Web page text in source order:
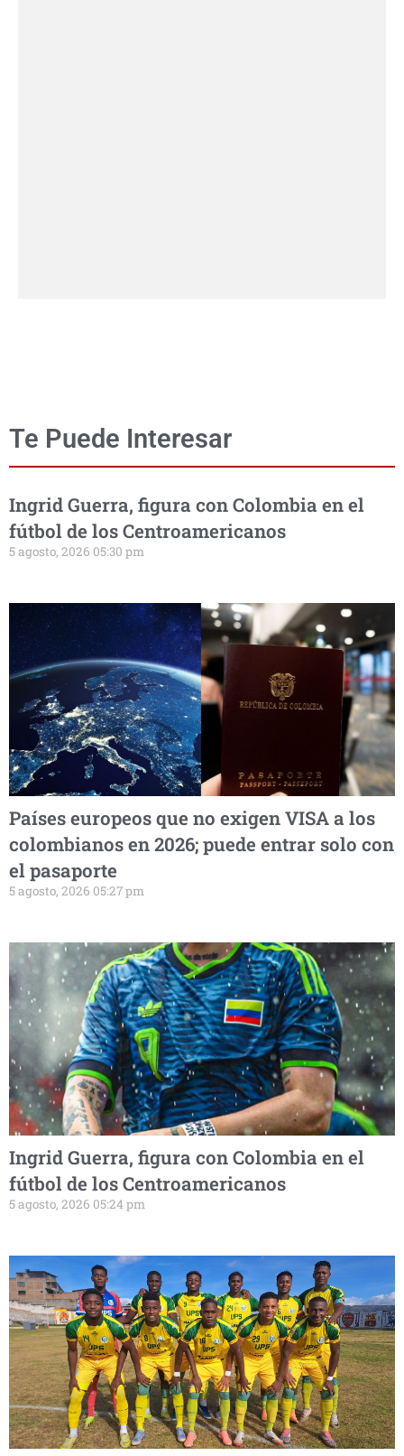
Te Puede Interesar
Ingrid Guerra, figura con Colombia en el
fútbol de los Centroamericanos
5 agosto, 2026 05:30 pm
Países europeos que no exigen VISA a los
colombianos en 2026; puede entrar solo con
el pasaporte
5 agosto, 2026 05:27 pm
Ingrid Guerra, figura con Colombia en el
fútbol de los Centroamericanos
5 agosto, 2026 05:24 pm